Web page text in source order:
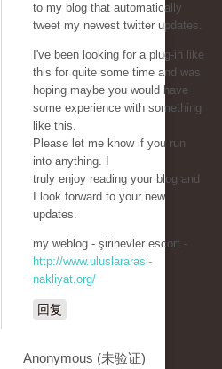
to my blog that automatically
tweet my newest twitter updates.
I've been looking for a plug-in like
this for quite some time and was
hoping maybe you would have
some experience with something
like this.
Please let me know if you run
into anything. I
truly enjoy reading your blog and
I look forward to your new
updates.
my weblog - şirinevler escort -
http://www.uluslararasi-
nakliyat.org/
回复
Anonymous (未验证)